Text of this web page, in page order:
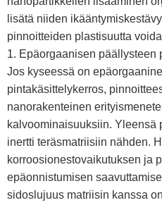
lisätä niiden
pinnoitteiden plastisuutta
1. Epäorgaanisen päällysteen
Jos kyseessä on
pintakäsittelykerros,
nanorakenteinen
kalvoominaisuuksiin. Yleensä
inertti teräsmatriisiin nähden.
korroosionestovaikutuksen ja
epäonnistumisen
sidoslujuus matriisin kanssa